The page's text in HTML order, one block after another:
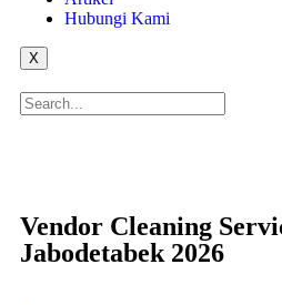
Hubungi Kami
X
Vendor Cleaning
Jabodetabek 2026